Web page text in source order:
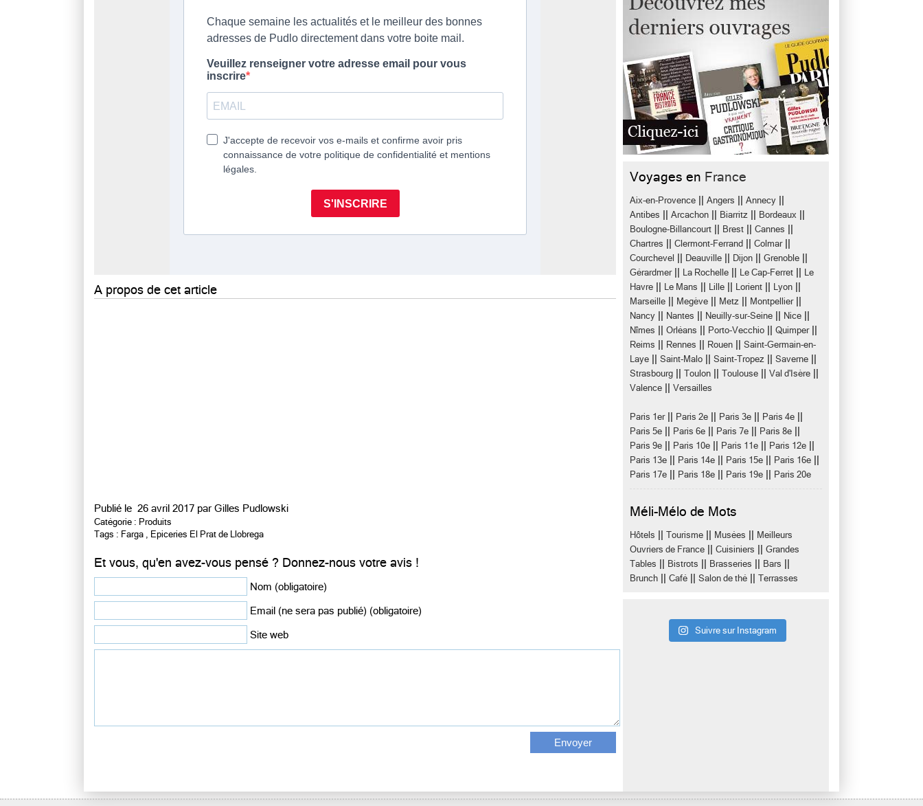
A propos de cet article
Publié le 26 avril 2017 par Gilles Pudlowski
Catégorie : Produits
Tags : Farga , Epiceries El Prat de Llobrega
Et vous, qu'en avez-vous pensé ? Donnez-nous votre avis !
Nom (obligatoire)
Email (ne sera pas publié) (obligatoire)
Site web
Voyages en France
Aix-en-Provence Angers Annecy
Antibes Arcachon Biarritz Bordeaux
Boulogne-Billancourt Brest Cannes
Chartres Clermont-Ferrand Colmar||
Courchevel Deauville Dijon Grenoble
Gérardmer|| La Rochelle Le Cap-Ferret
Le
Havre
Le Mans Lille Lorient Lyon
Marseille Megève Metz Montpellier||
Nancy Nantes Neuilly-sur-Seine Nice
Nîmes Orléans Porto-Vecchio Quimper||
Reims Rennes Rouen
Saint-Germain-en-
Laye
Saint-Malo Saint-Tropez Saverne
Strasbourg Toulon Toulouse Val d'Isère
Valence Versailles
Paris 1er|| Paris 2e Paris 3e Paris 4e
Paris 5e Paris 6e Paris 7e Paris 8e
Paris 9e Paris 10e Paris 11e Paris 12e
Paris 13e Paris 14e Paris 15e Paris 16e
Paris 17e Paris 18e Paris 19e Paris 20e
Méli-Mélo de Mots
Hôtels Tourisme Musées
Meilleurs
Ouvriers de France
Cuisiniers
Grandes
Tables
Bistrots Brasseries Bars
Brunch Café Salon de thé Terrasses
Suivre sur Instagram